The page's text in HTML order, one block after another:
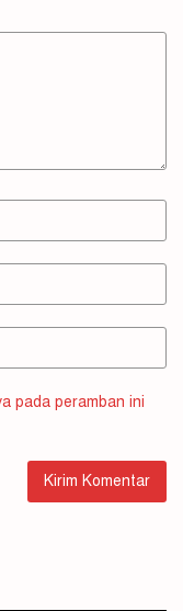
pada peramban ini